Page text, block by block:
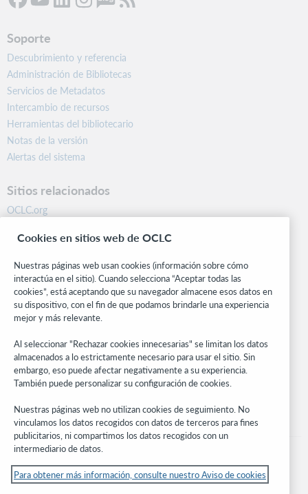
Soporte
Descubrimiento y referencia
Administración de Bibliotecas
Servicios de Metadatos
Intercambio de recursos
Herramientas del bibliotecario
Notas de la versión
Alertas del sistema
Sitios relacionados
OCLC.org
Centro comunitario
Investigación
WebJunction
Red de desarrolladores
Manténgase al día
Obtenga las últimas novedades de los productos, estudios de
investigación, eventos y mucho más – directo a su bandeja de
entrada.
Suscríbase ahora
Cookies en sitios web de OCLC
Nuestras páginas web usan cookies (información sobre cómo
interactúa en el sitio). Cuando selecciona “Aceptar todas las
cookies”, está aceptando que su navegador almacene esos datos en
su dispositivo, con el fin de que podamos brindarle una experiencia
mejor y más relevante.
Al seleccionar "Rechazar cookies innecesarias" se limitan los datos
almacenados a lo estrictamente necesario para usar el sitio. Sin
embargo, eso puede afectar negativamente a su experiencia.
También puede personalizar su configuración de cookies.
Nuestras páginas web no utilizan cookies de seguimiento. No
vinculamos los datos recogidos con datos de terceros para fines
publicitarios, ni compartimos los datos recogidos con un
intermediario de datos.
Para obtener más información, consulte nuestro Aviso de cookies